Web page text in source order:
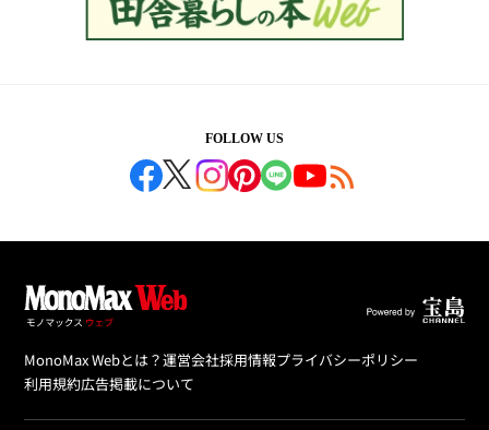
FOLLOW US
MonoMax Webとは？運営会社採用情報プライバシーポリシー
利用規約広告掲載について